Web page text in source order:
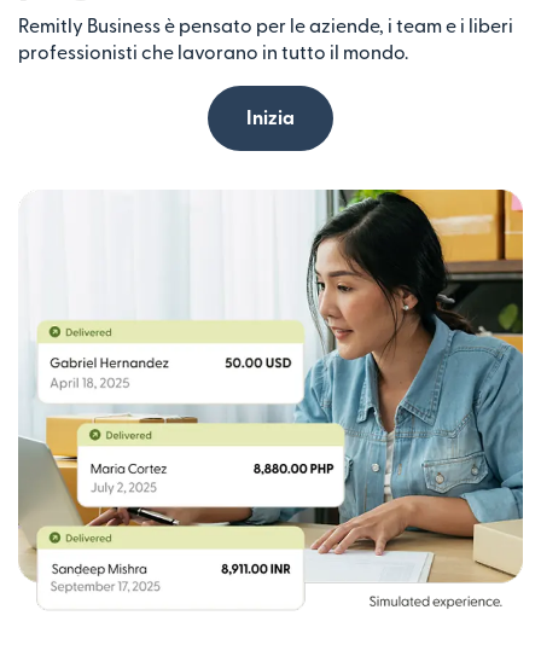
Remitly Business è pensato per le aziende, i team e i liberi
professionisti che lavorano in tutto il mondo.
Inizia